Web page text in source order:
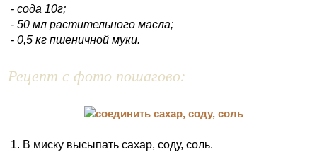
- сода 10г;
- 50 мл растительного масла;
- 0,5 кг пшеничной муки.
Рецепт с фото пошагово:
1. В миску высыпать сахар, соду, соль.